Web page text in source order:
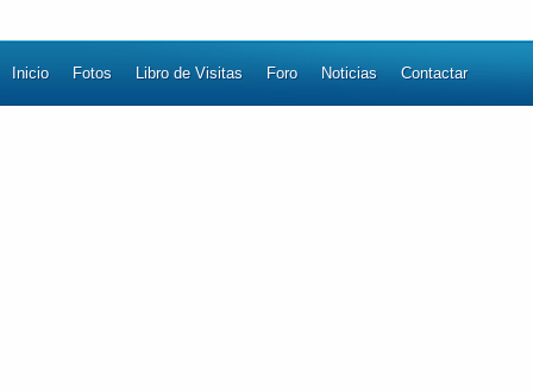
Inicio Fotos Libro de Visitas Foro Noticias Contactar